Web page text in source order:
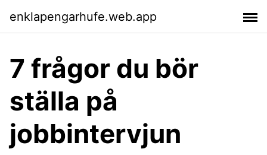
enklapengarhufe.web.app
7 frågor du bör
ställa på
jobbintervjun